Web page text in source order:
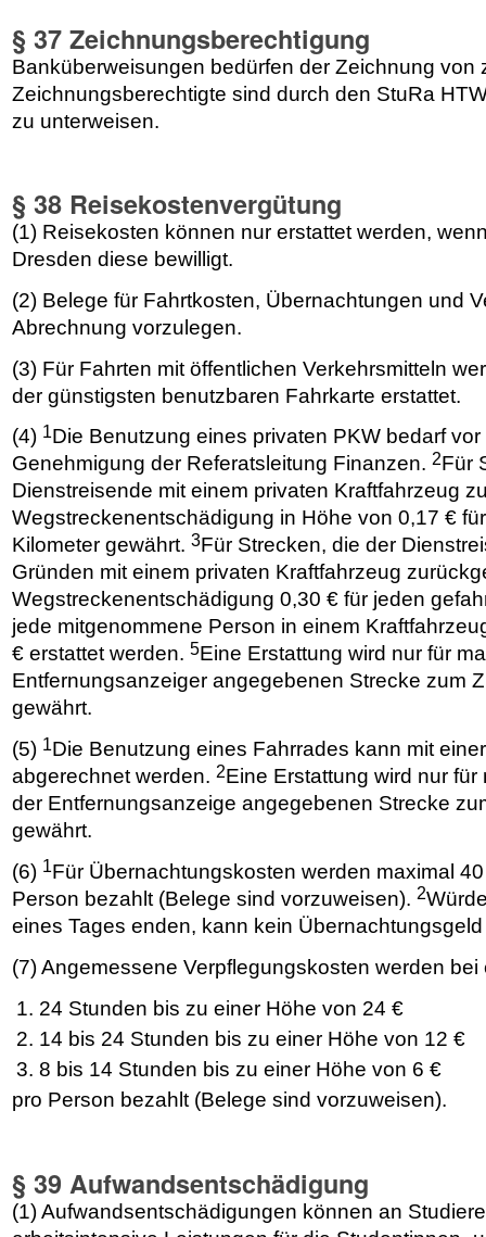
§ 37 Zeichnungsberechtigung
Banküberweisungen bedürfen der Zeichnung von
Zeichnungsberechtigte sind durch den StuRa
zu unterweisen.
§ 38 Reisekostenvergütung
(1) Reisekosten können nur erstattet werden,
Dresden diese bewilligt.
(2) Belege für Fahrtkosten, Übernachtungen und
Abrechnung vorzulegen.
(3) Für Fahrten mit öffentlichen Verkehrsmitteln
der günstigsten benutzbaren Fahrkarte erstattet.
(4) 1Die Benutzung eines privaten PKW bedarf
Genehmigung der Referatsleitung Finanzen. 2Für
Dienstreisende mit einem privaten Kraftfahrzeug
Wegstreckenentschädigung in Höhe von 0,17 €
Kilometer gewährt. 3Für Strecken, die der
Gründen mit einem privaten Kraftfahrzeug
Wegstreckenentschädigung 0,30 € für jeden
jede mitgenommene Person in einem
€ erstattet werden. 5Eine Erstattung wird nur für
Entfernungsanzeiger angegebenen Strecke zum
gewährt.
(5) 1Die Benutzung eines Fahrrades kann mit
abgerechnet werden. 2Eine Erstattung wird nur für
der Entfernungsanzeige angegebenen Strecke
gewährt.
(6) 1Für Übernachtungskosten werden maximal
Person bezahlt (Belege sind vorzuweisen). 2
eines Tages enden, kann kein
(7) Angemessene Verpflegungskosten werden
24 Stunden bis zu einer Höhe von 24 €
14 bis 24 Stunden bis zu einer Höhe von 12 €
8 bis 14 Stunden bis zu einer Höhe von 6 €
pro Person bezahlt (Belege sind vorzuweisen).
§ 39 Aufwandsentschädigung
(1) Aufwandsentschädigungen können an